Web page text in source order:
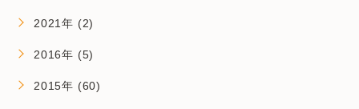
2021年 (2)
2016年 (5)
2015年 (60)